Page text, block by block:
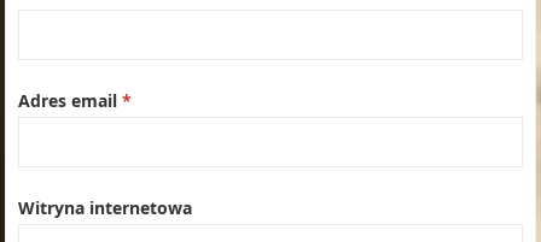
Adres email*
Witryna internetowa